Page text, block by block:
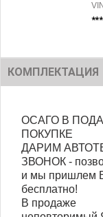
VIN
КОМПЛЕКТАЦИЯ
ОСАГО В
ПОКУПКЕ
ДАРИМ
ЗВОНОК -
и мы пришлем
бесплатно!
В продаже